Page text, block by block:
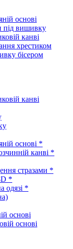
основі
під вишивку
канві
хрестиком
бісером
канві
основі *
канві *
стразами *
*
одязі *
основі
основі